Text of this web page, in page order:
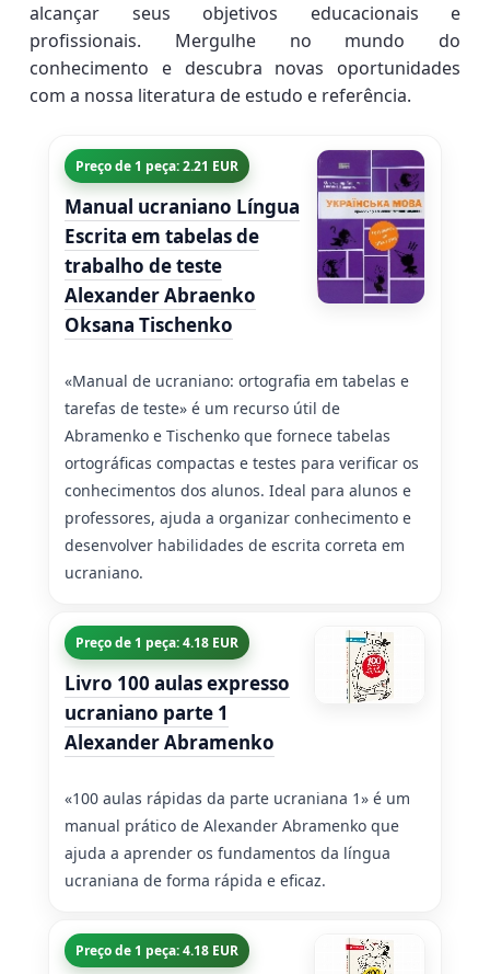
alcançar seus objetivos educacionais e
profissionais. Mergulhe no mundo do
conhecimento e descubra novas oportunidades
com a nossa literatura de estudo e referência.
Preço de 1 peça: 2.21 EUR
Manual ucraniano Língua
Escrita em tabelas de
trabalho de teste
Alexander Abraenko
Oksana Tischenko
«Manual de ucraniano: ortografia em tabelas e
tarefas de teste» é um recurso útil de
Abramenko e Tischenko que fornece tabelas
ortográficas compactas e testes para verificar os
conhecimentos dos alunos. Ideal para alunos e
professores, ajuda a organizar conhecimento e
desenvolver habilidades de escrita correta em
ucraniano.
Preço de 1 peça: 4.18 EUR
Livro 100 aulas expresso
ucraniano parte 1
Alexander Abramenko
«100 aulas rápidas da parte ucraniana 1» é um
manual prático de Alexander Abramenko que
ajuda a aprender os fundamentos da língua
ucraniana de forma rápida e eficaz.
Preço de 1 peça: 4.18 EUR